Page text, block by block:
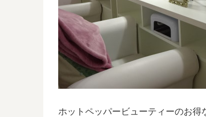
ホットペッパービューティーのお